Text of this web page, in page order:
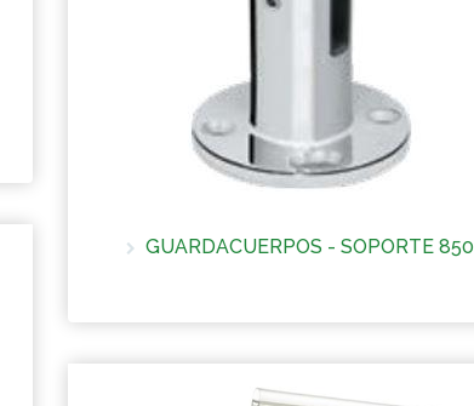
GUARDACUERPOS - SOPORTE 850